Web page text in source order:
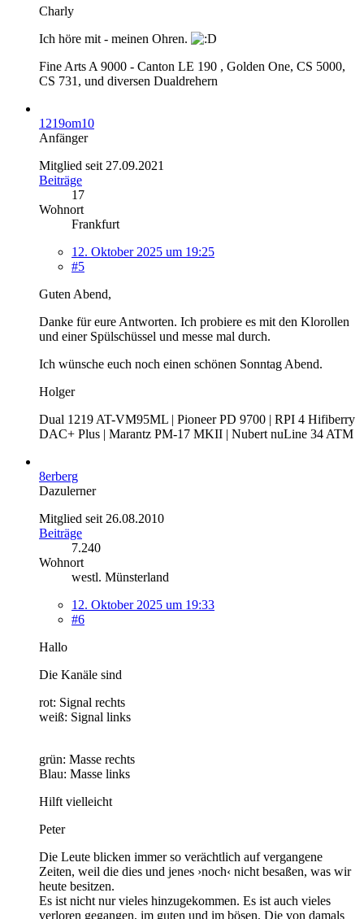
Charly
Ich höre mit - meinen Ohren.
Fine Arts A 9000 - Canton LE 190 , Golden One, CS 5000,
CS 731, und diversen Dualdrehern
1219om10
Anfänger
Mitglied seit 27.09.2021
Beiträge
17
Wohnort
Frankfurt
12. Oktober 2025 um 19:25
#5
Guten Abend,
Danke für eure Antworten. Ich probiere es mit den Klorollen
und einer Spülschüssel und messe mal durch.
Ich wünsche euch noch einen schönen Sonntag Abend.
Holger
Dual 1219 AT-VM95ML | Pioneer PD 9700 | RPI 4 Hifiberry
DAC+ Plus | Marantz PM-17 MKII | Nubert nuLine 34 ATM
8erberg
Dazulerner
Mitglied seit 26.08.2010
Beiträge
7.240
Wohnort
westl. Münsterland
12. Oktober 2025 um 19:33
#6
Hallo
Die Kanäle sind
rot: Signal rechts
weiß: Signal links
grün: Masse rechts
Blau: Masse links
Hilft vielleicht
Peter
Die Leute blicken immer so verächtlich auf vergangene
Zeiten, weil die dies und jenes ›noch‹ nicht besaßen, was wir
heute besitzen.
Es ist nicht nur vieles hinzugekommen. Es ist auch vieles
verloren gegangen, im guten und im bösen. Die von damals